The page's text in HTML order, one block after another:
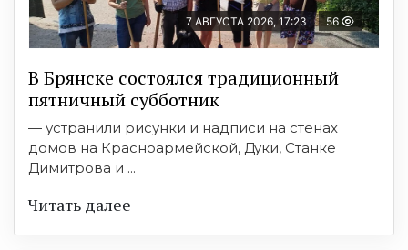
7 АВГУСТА 2026, 17:23 56
В Брянске состоялся традиционный
пятничный субботник
— устранили рисунки и надписи на стенах
домов на Красноармейской, Дуки, Станке
Димитрова и ...
Читать далее